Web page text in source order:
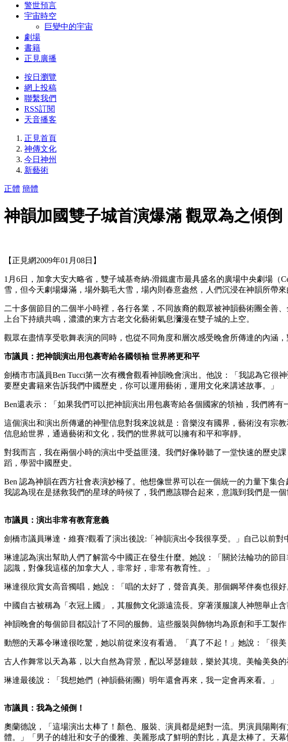
警世預言
宇宙時空
巨變中的宇宙
劇場
書籍
正見廣播
按日瀏覽
網上投稿
聯繫我們
RSS訂閱
天音播客
正見首頁
神傳文化
今日神州
新藝術
正體 簡體
神韻加國雙子城首演爆滿 觀眾為之傾倒
【正見網2009年01月08日】
1月6日，加拿大安大略省，雙子城基奇納-滑鐵盧市最具盛名的廣場中央劇場（
雪，但今天劇場爆滿，場外鵝毛大雪，場內則春意盎然，人們沉浸在神韻所帶來
二十多個節目的二個半小時裡，各行各業，不同族裔的觀眾被神韻藝術團全善
上台下持續共鳴，濃濃的東方古老文化藝術氣息瀰漫在雙子城的上空。
觀眾在盡情享受歌舞表演的同時，也從不同角度和層次感受晚會所傳達的內涵
市議員：把神韻演出用包裹寄給各國領袖 世界將更和平
劍橋市市議員Ben Tucci第一次有機會觀看神韻晚會演出。他說：「我認為它
要歷史書籍來告訴我們中國歷史，你可以運用藝術，運用文化來講述故事。」
Ben還表示：「如果我們可以把神韻演出用包裹寄給各個國家的領袖，我們將
這個演出和演出所傳遞的神聖信息對我來說就是：音樂沒有國界，藝術沒有宗
信息給世界，通過藝術和文化，我們的世界就可以擁有和平和寧靜。
對我而言，我在兩個小時的演出中受益匪淺。我們好像聆聽了一堂快速的歷史
蹈，學習中國歷史。
Ben 認為神韻在西方社會表演妙極了。他想像世界可以在一個統一的力量下集
我認為現在是拯救我們的星球的時候了，我們應該聯合起來，意識到我們是一
市議員：演出非常有教育意義
劍橋市議員琳達・維賽?觀看了演出後說:「神韻演出令我很享受。」自己以前
琳達認為演出幫助人們了解當今中國正在發生什麼。她說：「關於法輪功的節
認識，對像我這樣的加拿大人，非常好，非常有教育性。」
琳達很欣賞女高音獨唱，她說：「唱的太好了，聲音真美。那個鋼琴伴奏也很
中國自古被稱為「衣冠上國」，其服飾文化源遠流長。穿著漢服讓人神態舉止
神韻晚會的每個節目都設計了不同的服飾。這些服裝與飾物均為原創和手工製
動態的天幕令琳達很吃驚，她以前從來沒有看過。「真了不起！」她說：「很
古人作舞常以天為幕，以大自然為背景，配以琴瑟鐘鼓，樂於其境。美輪美奐
琳達最後說：「我想她們（神韻藝術團）明年還會再來，我一定會再來看。」
市議員：我為之傾倒！
奧蘭德說，「這場演出太棒了！顏色、服裝、演員都是絕對一流。男演員陽剛
體。」「男子的雄壯和女子的優雅、美麗形成了鮮明的對比，真是太棒了。天